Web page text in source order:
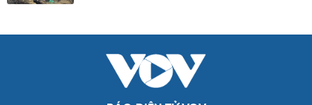
Chuyển đổi số
Làm đẹp - giảm cân
Ăn sạch sống khỏe